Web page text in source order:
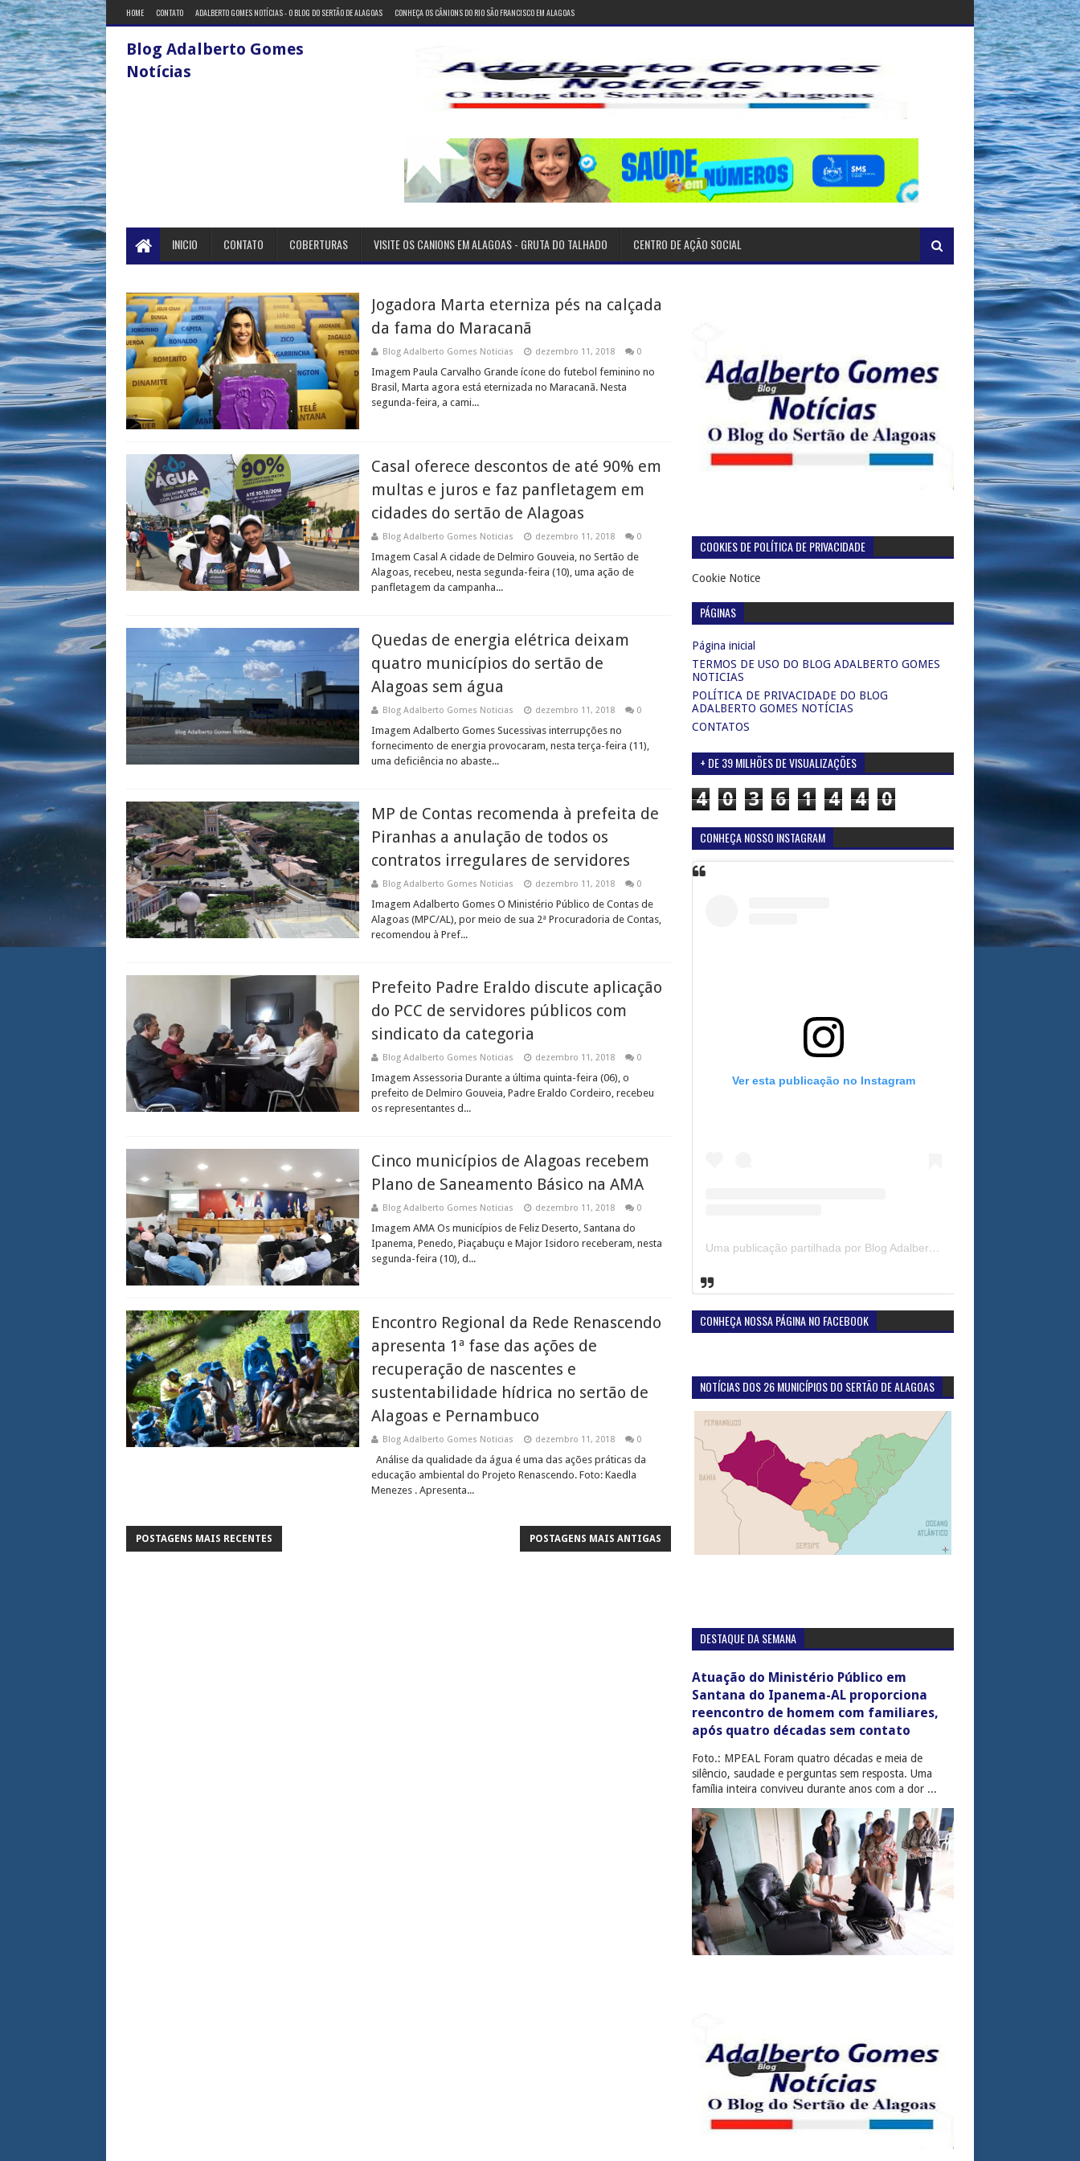
HOME CONTATO ADALBERTO GOMES NOTÍCIAS - O BLOG DO SERTÃO DE ALAGOAS CONHEÇA OS CÂNIONS DO RIO SÃO FRANCISCO EM ALAGOAS
Blog Adalberto Gomes
Notícias
INICIO CONTATO COBERTURAS VISITE OS CANIONS EM ALAGOAS - GRUTA DO TALHADO CENTRO DE AÇÃO SOCIAL
Jogadora Marta eterniza pés na calçada
da fama do Maracanã
Blog Adalberto Gomes Noticias dezembro 11, 2018 0
Imagem Paula Carvalho Grande ícone do futebol feminino no
Brasil, Marta agora está eternizada no Maracanã. Nesta
segunda-feira, a cami...
Casal oferece descontos de até 90% em
multas e juros e faz panfletagem em
cidades do sertão de Alagoas
Blog Adalberto Gomes Noticias dezembro 11, 2018 0
Imagem Casal A cidade de Delmiro Gouveia, no Sertão de
Alagoas, recebeu, nesta segunda-feira (10), uma ação de
panfletagem da campanha...
Quedas de energia elétrica deixam
quatro municípios do sertão de
Alagoas sem água
Blog Adalberto Gomes Noticias dezembro 11, 2018 0
Imagem Adalberto Gomes Sucessivas interrupções no
fornecimento de energia provocaram, nesta terça-feira (11),
uma deficiência no abaste...
MP de Contas recomenda à prefeita de
Piranhas a anulação de todos os
contratos irregulares de servidores
Blog Adalberto Gomes Noticias dezembro 11, 2018 0
Imagem Adalberto Gomes O Ministério Público de Contas de
Alagoas (MPC/AL), por meio de sua 2ª Procuradoria de Contas,
recomendou à Pref...
Prefeito Padre Eraldo discute aplicação
do PCC de servidores públicos com
sindicato da categoria
Blog Adalberto Gomes Noticias dezembro 11, 2018 0
Imagem Assessoria Durante a última quinta-feira (06), o
prefeito de Delmiro Gouveia, Padre Eraldo Cordeiro, recebeu
os representantes d...
Cinco municípios de Alagoas recebem
Plano de Saneamento Básico na AMA
Blog Adalberto Gomes Noticias dezembro 11, 2018 0
Imagem AMA Os municípios de Feliz Deserto, Santana do
Ipanema, Penedo, Piaçabuçu e Major Isidoro receberam, nesta
segunda-feira (10), d...
Encontro Regional da Rede Renascendo
apresenta 1ª fase das ações de
recuperação de nascentes e
sustentabilidade hídrica no sertão de
Alagoas e Pernambuco
Blog Adalberto Gomes Noticias dezembro 11, 2018 0
Análise da qualidade da água é uma das ações práticas da
educação ambiental do Projeto Renascendo. Foto: Kaedla
Menezes . Apresenta...
POSTAGENS MAIS RECENTES POSTAGENS MAIS ANTIGAS
COOKIES DE POLÍTICA DE PRIVACIDADE
Cookie Notice
PÁGINAS
Página inicial
TERMOS DE USO DO BLOG ADALBERTO GOMES
NOTICIAS
POLÍTICA DE PRIVACIDADE DO BLOG
ADALBERTO GOMES NOTÍCIAS
CONTATOS
+ DE 39 MILHÕES DE VISUALIZAÇÕES
4 0 3 6 1 4 4 0
CONHEÇA NOSSO INSTAGRAM
Ver esta publicação no Instagram
Uma publicação partilhada por Blog Adalberto Gomes Noticias (@blogadalbertogomesnoticiass)
CONHEÇA NOSSA PÁGINA NO FACEBOOK
NOTÍCIAS DOS 26 MUNICÍPIOS DO SERTÃO DE ALAGOAS
DESTAQUE DA SEMANA
Atuação do Ministério Público em
Santana do Ipanema-AL proporciona
reencontro de homem com familiares,
após quatro décadas sem contato
Foto.: MPEAL Foram quatro décadas e meia de
silêncio, saudade e perguntas sem resposta. Uma
família inteira conviveu durante anos com a dor ...